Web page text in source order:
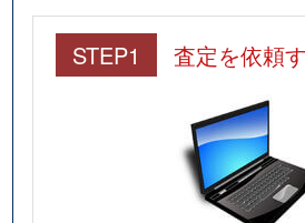
STEP1 査定を依頼